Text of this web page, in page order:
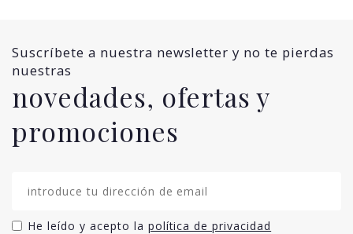
Suscríbete a nuestra newsletter y no te pierdas
nuestras
novedades, ofertas y
promociones
He leído y acepto la política de privacidad